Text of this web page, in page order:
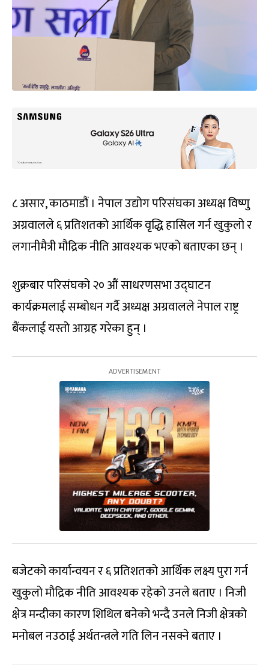
८ असार, काठमाडौं । नेपाल उद्योग परिसंघका अध्यक्ष विष्णु
अग्रवालले ६ प्रतिशतको आर्थिक वृद्धि हासिल गर्न खुकुलो र
लगानीमैत्री मौद्रिक नीति आवश्यक भएको बताएका छन् ।
शुक्रबार परिसंघको २० औं साधरणसभा उद्घाटन
कार्यक्रमलाई सम्बोधन गर्दै अध्यक्ष अग्रवालले नेपाल राष्ट्र
बैंकलाई यस्तो आग्रह गरेका हुन् ।
बजेटको कार्यान्वयन र ६ प्रतिशतको आर्थिक लक्ष्य पुरा गर्न
खुकुलो मौद्रिक नीति आवश्यक रहेको उनले बताए । निजी
क्षेत्र मन्दीका कारण शिथिल बनेको भन्दै उनले निजी क्षेत्रको
मनोबल नउठाई अर्थतन्त्रले गति लिन नसक्ने बताए ।